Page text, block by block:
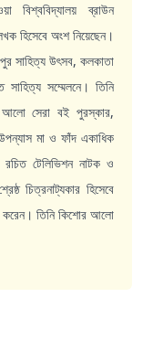
বিশ্ববিদ্যালয় ব্রাউন
হিসেবে অংশ নিয়েছেন।
সাহিত্য উৎসব, কলকাতা
সম্মেলনে। তিনি
আলো সেরা বই পুরস্কার,
মা ও ফাঁদ একাধিক
টেলিভিশন নাটক ও
চিত্রনাট্যকার হিসেবে
করেন। তিনি কিশোর আলো